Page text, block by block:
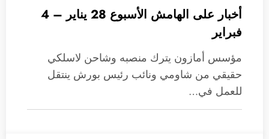
أخبار على الهامش الأسبوع 28 يناير – 4
فبراير
مؤسس أمازون يترك منصبه وشاحن لاسلكي
حقيقي من شاومي ونائب رئيس بورش ينتقل
للعمل في…